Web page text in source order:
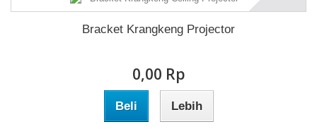
Bracket Krangkeng Projector
0,00 Rp‎
Beli Lebih